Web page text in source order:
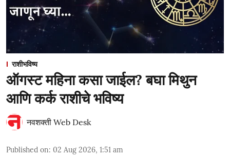
राशीभविष्य
ऑगस्ट महिना कसा जाईल? बघा मिथुन
आणि कर्क राशीचे भविष्य
नवशक्ती Web Desk
Published on: 02 Aug 2026, 1:51 am